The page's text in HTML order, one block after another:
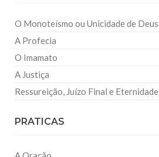
O Monoteísmo ou Unicidade de Deus
A Profecia
O Imamato
A Justiça
Ressureição, Juízo Final e Eternidade
PRATICAS